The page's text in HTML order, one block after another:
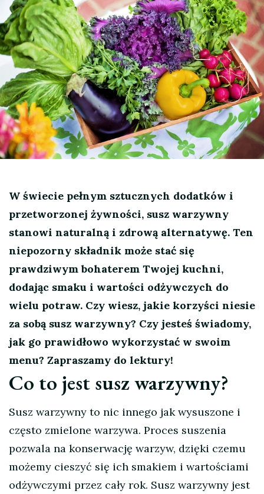
W świecie pełnym sztucznych dodatków i
przetworzonej żywności, susz warzywny
stanowi naturalną i zdrową alternatywę. Ten
niepozorny składnik może stać się
prawdziwym bohaterem Twojej kuchni,
dodając smaku i wartości odżywczych do
wielu potraw. Czy wiesz, jakie korzyści niesie
za sobą susz warzywny? Czy jesteś świadomy,
jak go prawidłowo wykorzystać w swoim
menu? Zapraszamy do lektury!
Co to jest susz warzywny?
Susz warzywny to nic innego jak wysuszone i
często zmielone warzywa. Proces suszenia
pozwala na konserwację warzyw, dzięki czemu
możemy cieszyć się ich smakiem i wartościami
odżywczymi przez cały rok. Susz warzywny jest